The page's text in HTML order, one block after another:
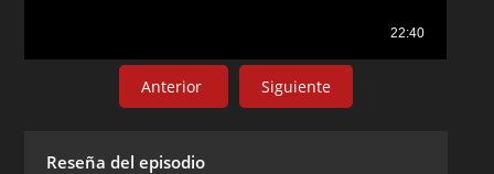
Anterior Siguiente
Reseña del episodio